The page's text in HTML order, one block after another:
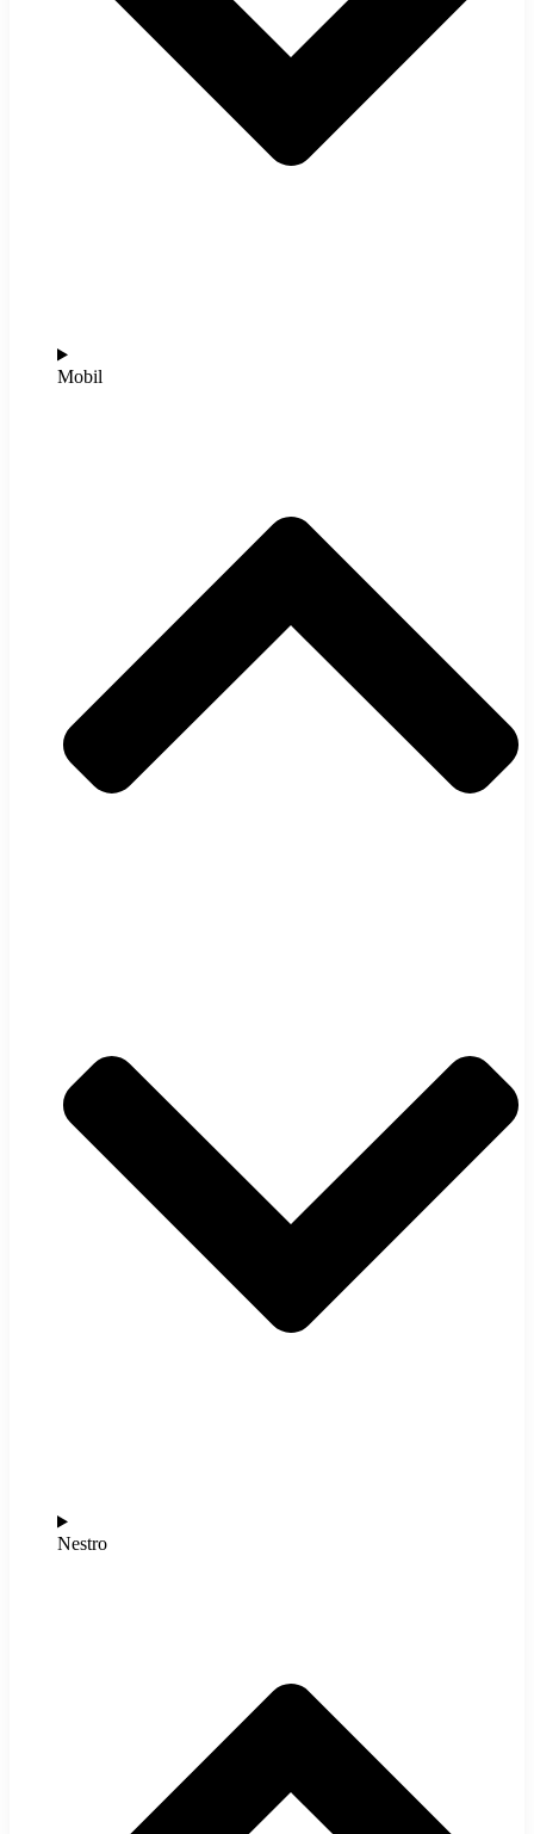
Mobil
Nestro